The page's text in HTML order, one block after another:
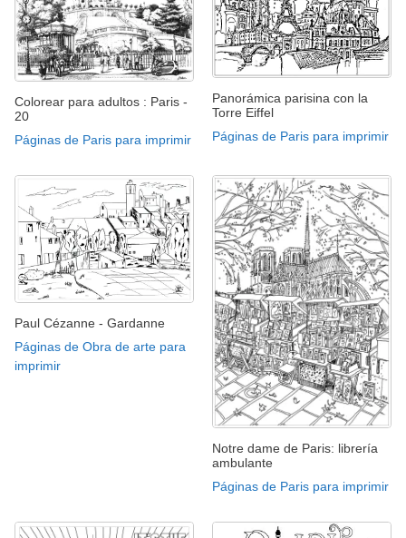
Colorear para adultos : Paris -
20
Páginas de Paris para imprimir
Panorámica parisina con la
Torre Eiffel
Páginas de Paris para imprimir
Paul Cézanne - Gardanne
Páginas de Obra de arte para
imprimir
Notre dame de Paris: librería
ambulante
Páginas de Paris para imprimir